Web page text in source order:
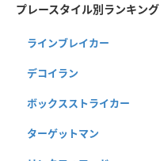
プレースタイル別ランキング
ラインブレイカー
デコイラン
ボックスストライカー
ターゲットマン